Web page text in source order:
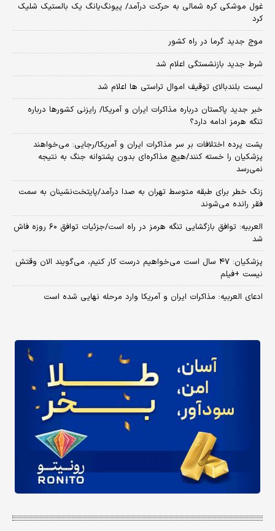
غول موشکی کره شمالی به حرکت درآمد/ پیونگ‌یانگ یک بالستیک شلیک
کرد
موج جدید گرما در راه کشور
شرط جدید بازنشستگی اعلام شد
لیست بلندبالای توقیف اموال تراستی ها اعلام شد
خبر جدید پاکستان درباره مذاکرات ایران و آمریکا/ رایزنی کشورها درباره
تنگه هرمز ادامه دارد؟
پشت پرده اختلافات بر سر مذاکرات ایران و آمریکا/رجایی: می‌خواهند
پزشکیان را خسته کنند/هیچ مذاکره‌ای بدون پشتوانه جنگ به نتیجه
نمی‌رسد
زنگ خطر برای طبقه متوسط تهران به صدا درآمد/پایتخت‌نشینان به سمت
فقر رانده می‌شوند
العربیه: توافق بازگشایی تنگه هرمز در راه است/جزئیات توافق ۶۰ روزه فاش
شد
پزشکیان: ۴۷ سال است می‌خواهیم درست کار کنیم، می‌گویند الان وقتش
نیست +فیلم
ادعای العربیه: مذاکرات ایران و آمریکا وارد مرحله نهایی شده است